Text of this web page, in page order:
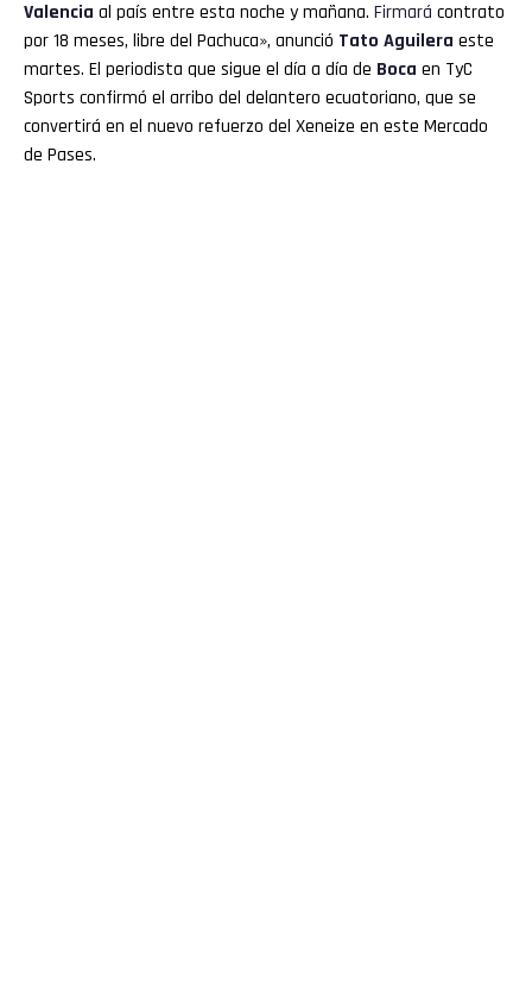
Valencia al país entre esta noche y mañana. Firmará contrato
por 18 meses, libre del Pachuca», anunció Tato Aguilera este
martes. El periodista que sigue el día a día de Boca en TyC
Sports confirmó el arribo del delantero ecuatoriano, que se
convertirá en el nuevo refuerzo del Xeneize en este Mercado
de Pases.